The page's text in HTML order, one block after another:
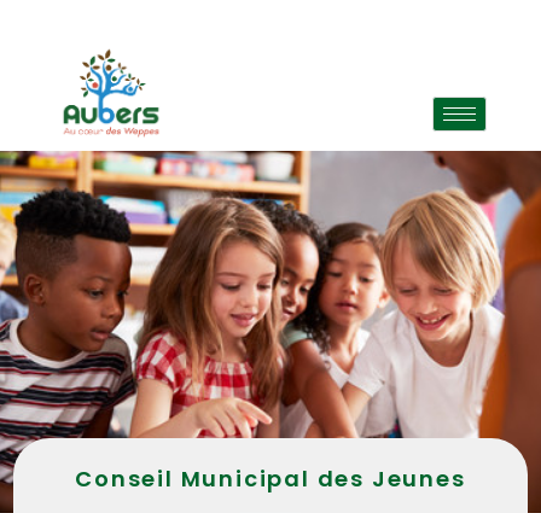
Conseil Municipal des Jeunes